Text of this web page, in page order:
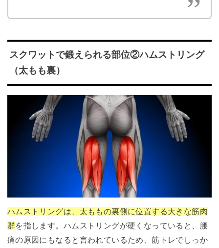
スクワットで鍛えられる部位②ハムストリング
（太もも裏）
ハムストリングは、太ももの裏側に位置する大きな筋肉
群を指します。ハムストリングが硬くなっていると、腰
痛の原因にもなると言われているため、筋トレでしっか